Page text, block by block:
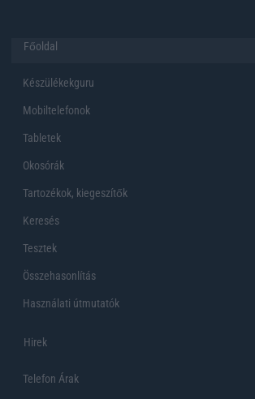
Főoldal
Készülékekguru
Mobiltelefonok
Tabletek
Okosórák
Tartozékok, kiegeszítők
Keresés
Tesztek
Összehasonlítás
Használati útmutatók
Hirek
Telefon Árak